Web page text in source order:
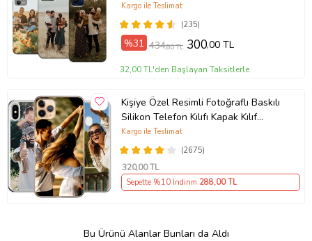
Kılıfı
(235)
Kargo ile Teslimat
%31 434,80 TL 300,00 TL
32,00 TL'den Başlayan Taksitlerle
Kişiye Özel Resimli Fotoğraflı Baskılı
Silikon Telefon Kılıfı Kapak Kılıf
(Telefon Modelleri Açıklamada)
(2675)
Kargo ile Teslimat
320,00 TL
Sepette %10 İndirim 288,00 TL
Bu Ürünü Alanlar Bunları da Aldı